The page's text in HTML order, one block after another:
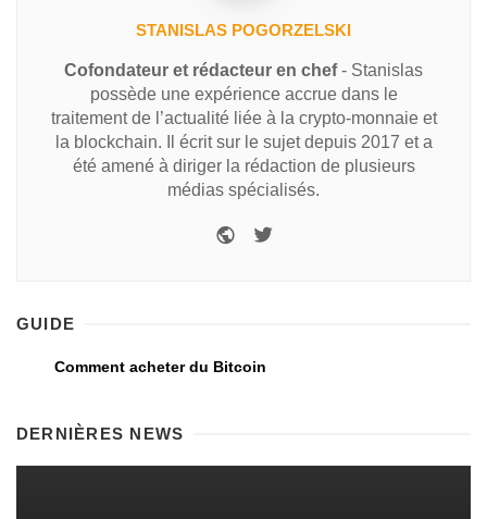
STANISLAS POGORZELSKI
Cofondateur et rédacteur en chef- Stanislas
possède une expérience accrue dans le
traitement de l’actualité liée à la crypto-monnaie et
la blockchain. Il écrit sur le sujet depuis 2017 et a
été amené à diriger la rédaction de plusieurs
médias spécialisés.
GUIDE
Comment acheter du Bitcoin
DERNIÈRES NEWS